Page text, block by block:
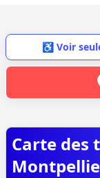
♿ Voir
Carte des